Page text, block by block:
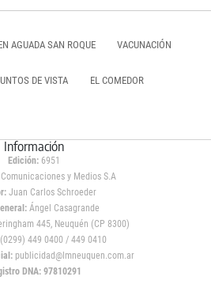
AGUADA SAN ROQUE VACUNACIÓN
DE VISTA EL COMEDOR
Información
Edición: 6951
y Medios S.A
Juan Carlos Schroeder
Ángel Casagrande
445, Neuquén (CP 8300)
(0299) 449 0400 / 449 0410
publicidad@lmneuquen.com.ar
DNA: 97810291